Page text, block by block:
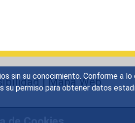
sin su conocimiento. Conforme a
su permiso para obtener datos
|Mapa Web